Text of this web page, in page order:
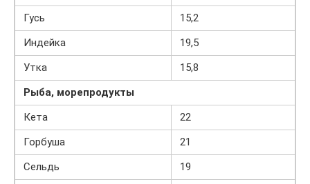
Гусь
15,2
Индейка
19,5
Утка
15,8
Рыба, морепродукты
Кета
22
Горбуша
21
Сельдь
19